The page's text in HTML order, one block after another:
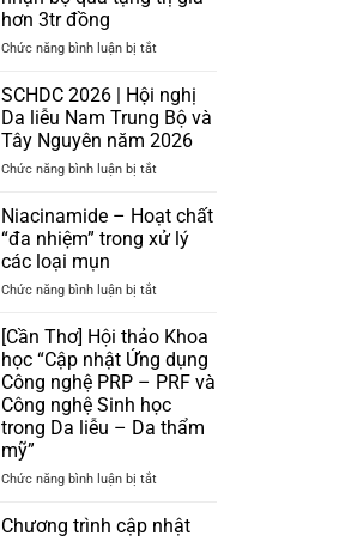
hơn 3tr đồng
Chức năng bình luận bị tắtở
Phí]
Chuyển
giao
quy
trình
ẩm
da
bộ
tặng
trị
giá
hơn
3tr
đồng
SCHDC 2026 | Hội nghị
Da liễu Nam Trung Bộ và
Tây Nguyên năm 2026
Chức năng bình luận bị tắtở
2026
|
Hội
Da
Nam
Trung
Bộ
và
Tây
Nguyên
2026
Niacinamide – Hoạt chất
“đa nhiệm” trong xử lý
các loại mụn
Chức năng bình luận bị tắtở
–
Hoạt
chất
“đa
nhiệm”
trong
[Cần Thơ] Hội thảo Khoa
học “Cập nhật Ứng dụng
Công nghệ PRP – PRF và
Công nghệ Sinh học
trong Da liễu – Da thẩm
mỹ”
Chức năng bình luận bị tắtở
Thơ]
Chương trình cập nhật